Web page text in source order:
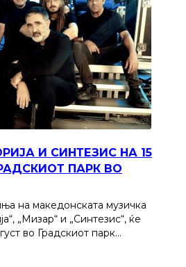
И СИНТЕЗИС НА 15
ПАРК ВО
на македонската музичка
„Мизар“ и „Синтезис“, ќе
во Градскиот парк…